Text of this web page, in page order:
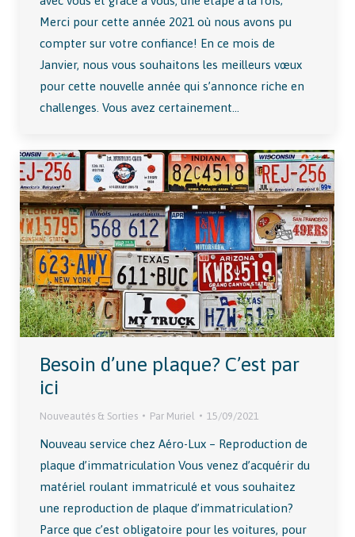
Merci pour cette année 2021 où nous avons pu
compter sur votre confiance! En ce mois de
Janvier, nous vous souhaitons les meilleurs vœux
pour cette nouvelle année qui s’annonce riche en
challenges. Vous avez certainement…
Besoin d’une plaque? C’est par
ici
Nouveautés & Sorties Par Muriel 15/09/2021
Nouveau service chez Aéro-Lux – Reproduction de
plaque d’immatriculation Vous venez d’acquérir du
matériel roulant immatriculé et vous souhaitez
une reproduction de plaque d’immatriculation?
Parce que c’est obligatoire pour les voitures, pour